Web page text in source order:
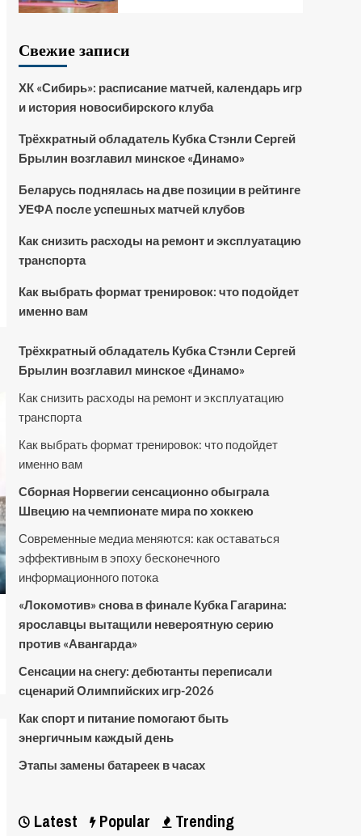
Свежие записи
ХК «Сибирь»: расписание матчей, календарь игр
и история новосибирского клуба
Трёхкратный обладатель Кубка Стэнли Сергей
Брылин возглавил минское «Динамо»
Беларусь поднялась на две позиции в рейтинге
УЕФА после успешных матчей клубов
Как снизить расходы на ремонт и эксплуатацию
транспорта
Как выбрать формат тренировок: что подойдет
именно вам
Трёхкратный обладатель Кубка Стэнли Сергей
Брылин возглавил минское «Динамо»
Как снизить расходы на ремонт и эксплуатацию
транспорта
Как выбрать формат тренировок: что подойдет
именно вам
Сборная Норвегии сенсационно обыграла
Швецию на чемпионате мира по хоккею
Современные медиа меняются: как оставаться
эффективным в эпоху бесконечного
информационного потока
«Локомотив» снова в финале Кубка Гагарина:
ярославцы вытащили невероятную серию
против «Авангарда»
Сенсации на снегу: дебютанты переписали
сценарий Олимпийских игр-2026
Как спорт и питание помогают быть
энергичным каждый день
Этапы замены батареек в часах
Latest Popular Trending